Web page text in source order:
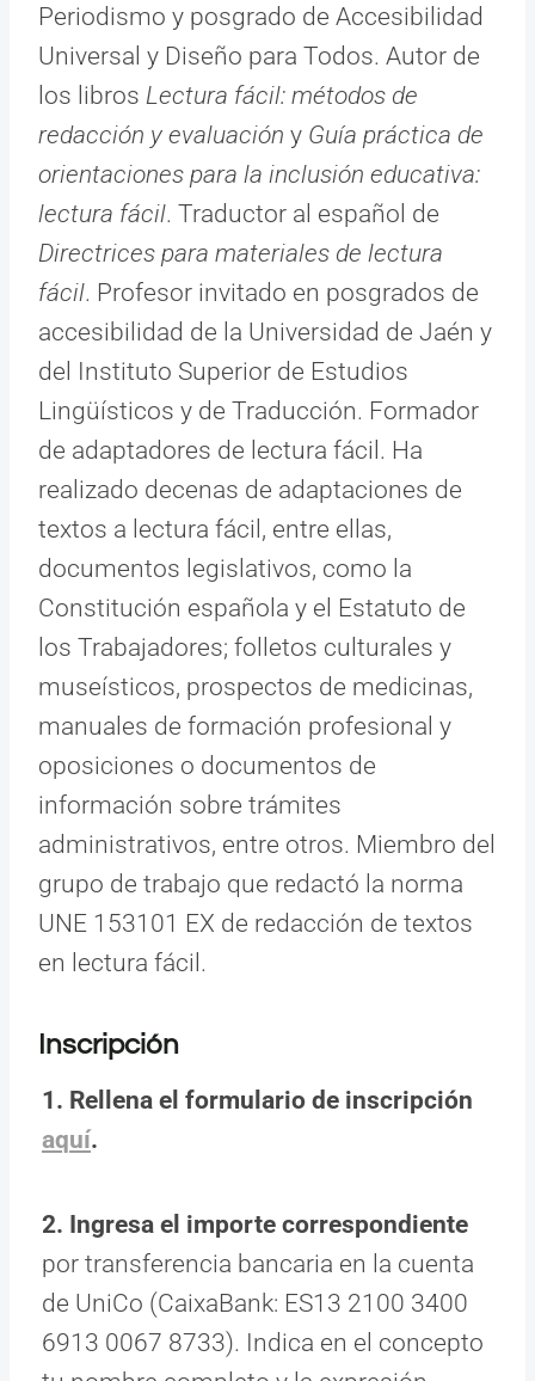
Periodismo y posgrado de Accesibilidad
Universal y Diseño para Todos. Autor de
los libros Lectura fácil: métodos de
redacción y evaluación y Guía práctica de
orientaciones para la inclusión educativa:
lectura fácil. Traductor al español de
Directrices para materiales de lectura
fácil. Profesor invitado en posgrados de
accesibilidad de la Universidad de Jaén y
del Instituto Superior de Estudios
Lingüísticos y de Traducción. Formador
de adaptadores de lectura fácil. Ha
realizado decenas de adaptaciones de
textos a lectura fácil, entre ellas,
documentos legislativos, como la
Constitución española y el Estatuto de
los Trabajadores; folletos culturales y
museísticos, prospectos de medicinas,
manuales de formación profesional y
oposiciones o documentos de
información sobre trámites
administrativos, entre otros. Miembro del
grupo de trabajo que redactó la norma
UNE 153101 EX de redacción de textos
en lectura fácil.
Inscripción
1. Rellena el formulario de inscripción
aquí.
2. Ingresa el importe correspondiente
por transferencia bancaria en la cuenta
de UniCo (CaixaBank: ES13 2100 3400
6913 0067 8733). Indica en el concepto